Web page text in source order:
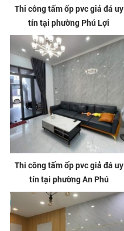
Thi công tấm ốp pvc giả đá uy
tín tại phường Phú Lợi
Thi công tấm ốp pvc giả đá uy
tín tại phường An Phú